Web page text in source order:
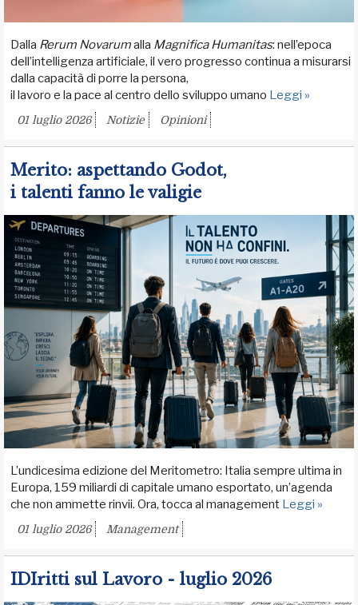
Dalla Rerum Novarumalla Magnifica Humanitas: nell’epoca
dell’intelligenza artificiale, il vero progresso continua a misurarsi
dalla capacità di porre la persona,
il lavoro e la pace al centro dello sviluppo umano Leggi »
01 luglio 2026 Notizie Opinioni
Merito: aspettando Godot,
i talenti fanno le valigie
L’undicesima edizione del Meritometro: Italia sempre ultima in
Europa, 159 miliardi di capitale umano esportato, un’agenda
che non ammette rinvii. Ora, tocca al management Leggi »
01 luglio 2026 Management
IDIritti sul Lavoro - luglio 2026